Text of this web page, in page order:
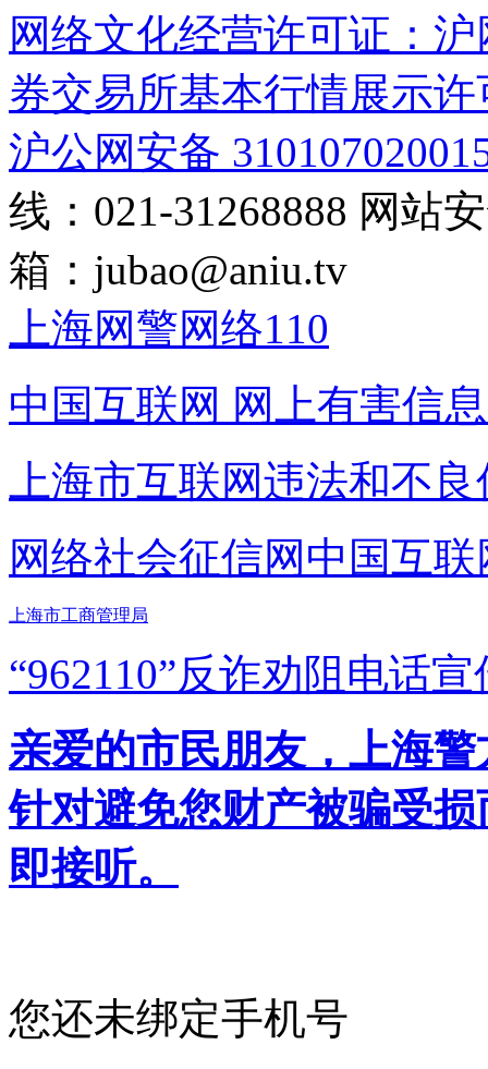
网络文化经营许可证：
券交易所基本行情展示许
沪公网安备
线：021-31268888 网站
箱： jubao@aniu.tv
上海网警网络110
中国互联网 网上有害信
上海市互联网违法和不
网络社会征信网 中国互
上海市工商管理局
“962110”反诈劝阻电话宣
亲爱的市民朋友，上海
针对避免您财产被骗受
即接听。
您还未绑定手机号